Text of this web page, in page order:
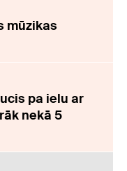
mūzikas
pa ielu ar
nekā 5